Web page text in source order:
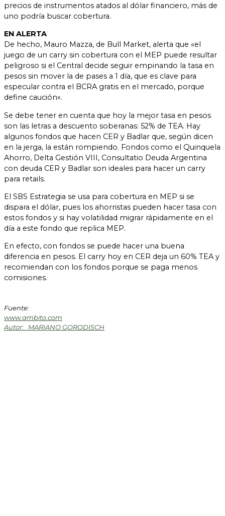
precios de instrumentos atados al dólar financiero, más de
uno podría buscar cobertura.
EN ALERTA
De hecho, Mauro Mazza, de Bull Market, alerta que «el
juego de un carry sin cobertura con el MEP puede resultar
peligroso si el Central decide seguir empinando la tasa en
pesos sin mover la de pases a 1 día, que es clave para
especular contra el BCRA gratis en el mercado, porque
define caución».
Se debe tener en cuenta que hoy la mejor tasa en pesos
son las letras a descuento soberanas: 52% de TEA. Hay
algunos fondos que hacen CER y Badlar que, según dicen
en la jerga, la están rompiendo. Fondos como el Quinquela
Ahorro, Delta Gestión VIII, Consultatio Deuda Argentina
con deuda CER y Badlar son ideales para hacer un carry
para retails.
El SBS Estrategia se usa para cobertura en MEP si se
dispara el dólar, pues los ahorristas pueden hacer tasa con
estos fondos y si hay volatilidad migrar rápidamente en el
día a este fondo que replica MEP.
En efecto, con fondos se puede hacer una buena
diferencia en pesos. El carry hoy en CER deja un 60% TEA y
recomiendan con los fondos porque se paga menos
comisiones.
Fuente:
www.ambito.com
Autor: MARIANO GORODISCH